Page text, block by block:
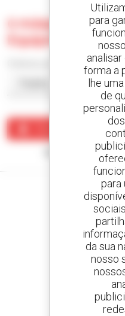
0 máquina usada
Equipment Inc. -
Nenhum resultado
Crie
e receba
800
A Manitou
para
forma a
lhe
de
para
da sua
nosso